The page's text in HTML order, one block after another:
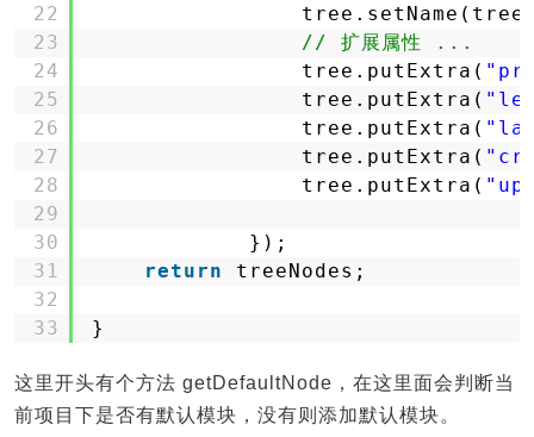
22
23
24
25
26
27
28
29
30
31
32
33
// 扩展属性 ...
tree.putExtra(
tree.putExtra(
tree.putExtra(
tree.putExtra(
tree.putExtra(
});
return
treeNodes;
}
这里开头有个方法 getDefaultNode，在这里面会判断当
前项目下是否有默认模块，没有则添加默认模块。